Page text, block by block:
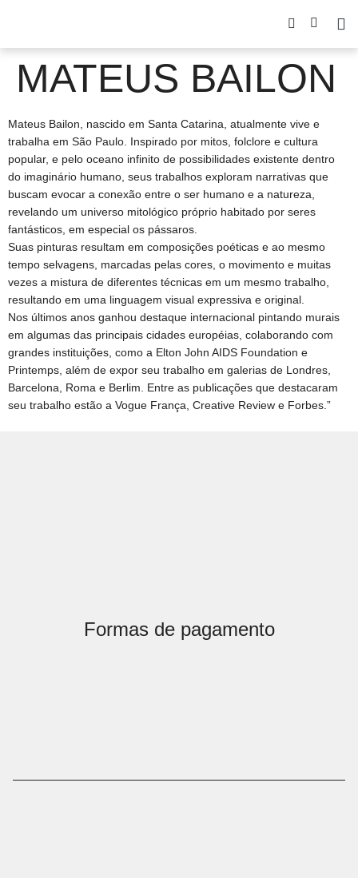
MATEUS BAILON
Mateus Bailon, nascido em Santa Catarina, atualmente vive e
trabalha em São Paulo. Inspirado por mitos, folclore e cultura
popular, e pelo oceano infinito de possibilidades existente dentro
do imaginário humano, seus trabalhos exploram narrativas que
buscam evocar a conexão entre o ser humano e a natureza,
revelando um universo mitológico próprio habitado por seres
fantásticos, em especial os pássaros.
Suas pinturas resultam em composições poéticas e ao mesmo
tempo selvagens, marcadas pelas cores, o movimento e muitas
vezes a mistura de diferentes técnicas em um mesmo trabalho,
resultando em uma linguagem visual expressiva e original.
Nos últimos anos ganhou destaque internacional pintando murais
em algumas das principais cidades européias, colaborando com
grandes instituições, como a Elton John AIDS Foundation e
Printemps, além de expor seu trabalho em galerias de Londres,
Barcelona, Roma e Berlim. Entre as publicações que destacaram
seu trabalho estão a Vogue França, Creative Review e Forbes.”
Formas de pagamento